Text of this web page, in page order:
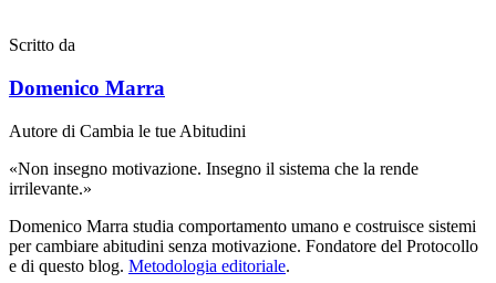
Scritto da
Domenico Marra
Autore di Cambia le tue Abitudini
«Non insegno motivazione. Insegno il sistema che la rende
irrilevante.»
Domenico Marra studia comportamento umano e costruisce sistemi
per cambiare abitudini senza motivazione. Fondatore del Protocollo
e di questo blog. Metodologia editoriale.